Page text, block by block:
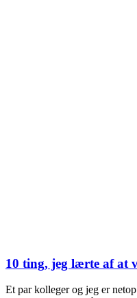
10 ting, jeg lærte af at
Et par kolleger og jeg er